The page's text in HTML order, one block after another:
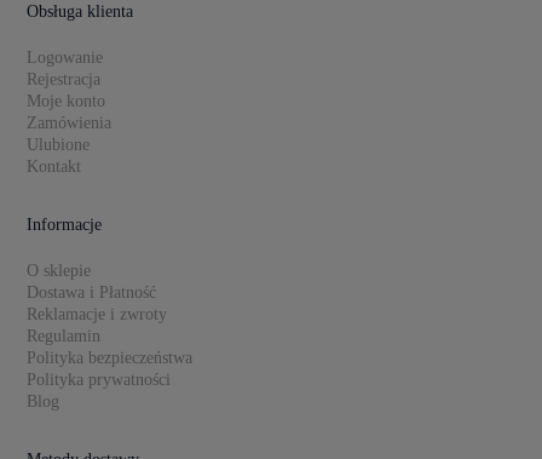
Obsługa klienta
Logowanie
Rejestracja
Moje konto
Zamówienia
Ulubione
Kontakt
Informacje
O sklepie
Dostawa i Płatność
Reklamacje i zwroty
Regulamin
Polityka bezpieczeństwa
Polityka prywatności
Blog